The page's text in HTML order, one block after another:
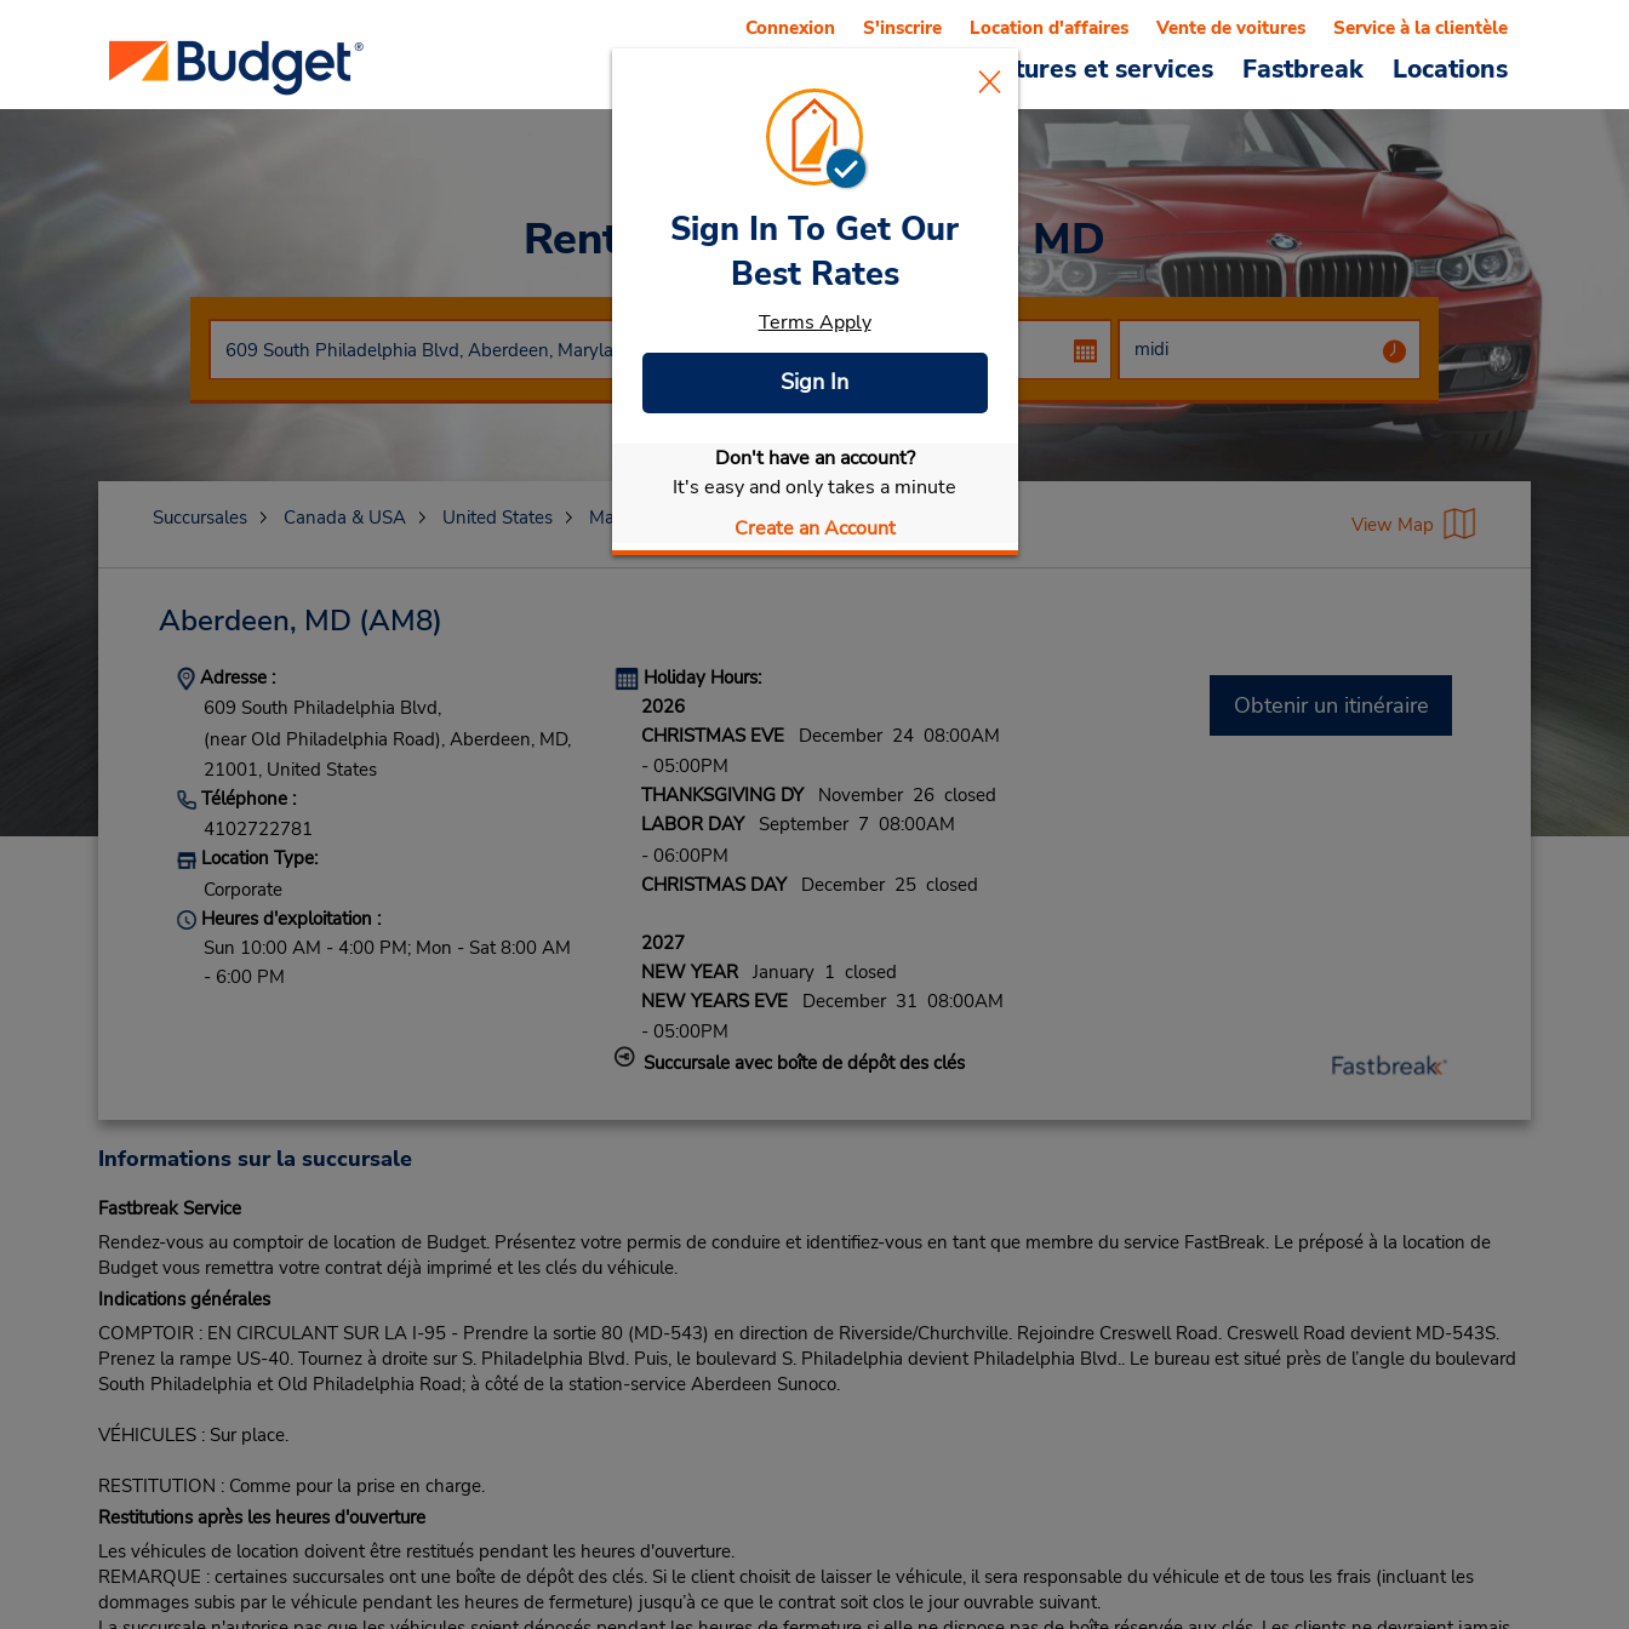
Voitures et services Fastbreak Locations
Connexion S'inscrire Location d'affaires Vente de voitures Service à la clientèle
Rent a Carat Aberdeen, MD
Sélectionner ma voiture
Sign In To Get Our
Best Rates
Terms Apply
Sign In
Don't have an account?
It's easy and only takes a minute
Create an Account
Succursales Canada & USA United States Maryland Aberdeen Aberdeen, MD View Map
Aberdeen, MD (AM8)
Adresse :
609 South Philadelphia Blvd,
(near Old Philadelphia Road), Aberdeen, MD,
21001, United States
Téléphone :
4102722781
Location Type:
Corporate
Heures d'exploitation :
Sun 10:00 AM - 4:00 PM; Mon - Sat 8:00 AM
- 6:00 PM
Holiday Hours:
2026
CHRISTMAS EVEDecember 24 08:00AM
- 05:00PM
THANKSGIVING DYNovember 26 closed
LABOR DAYSeptember 7 08:00AM
- 06:00PM
CHRISTMAS DAYDecember 25 closed
2027
NEW YEARJanuary 1 closed
NEW YEARS EVEDecember 31 08:00AM
- 05:00PM
Succursale avec boîte de dépôt des clés
Obtenir un itinéraire
Informations sur la succursale
Fastbreak Service
Rendez-vous au comptoir de location de Budget. Présentez votre permis de conduire et identifiez-vous en tant que membre du service FastBreak. Le préposé à la location de
Budget vous remettra votre contrat déjà imprimé et les clés du véhicule.
Indications générales
COMPTOIR : EN CIRCULANT SUR LA I-95 - Prendre la sortie 80 (MD-543) en direction de Riverside/Churchville. Rejoindre Creswell Road. Creswell Road devient MD-543S.
Prenez la rampe US-40. Tournez à droite sur S. Philadelphia Blvd. Puis, le boulevard S. Philadelphia devient Philadelphia Blvd.. Le bureau est situé près de l’angle du boulevard
South Philadelphia et Old Philadelphia Road; à côté de la station-service Aberdeen Sunoco.
VÉHICULES : Sur place.
RESTITUTION : Comme pour la prise en charge.
Restitutions après les heures d'ouverture
Les véhicules de location doivent être restitués pendant les heures d'ouverture.
REMARQUE : certaines succursales ont une boîte de dépôt des clés. Si le client choisit de laisser le véhicule, il sera responsable du véhicule et de tous les frais (incluant les
dommages subis par le véhicule pendant les heures de fermeture) jusqu’à ce que le contrat soit clos le jour ouvrable suivant.